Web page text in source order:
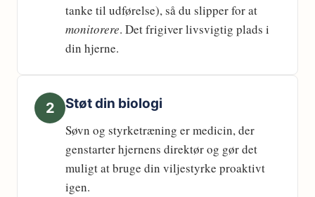
tanke til udførelse), så du slipper for at
monitorere. Det frigiver livsvigtig plads i
din hjerne.
2
Støt din biologi
Søvn og styrketræning er medicin, der
genstarter hjernens direktør og gør det
muligt at bruge din viljestyrke proaktivt
igen.